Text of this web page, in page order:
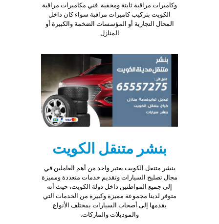
وكاميرات مراقبة ثابتة ومخفية. فني مكاميرات مراقبة
الكويت بتركيب كاميرات مراقبة سواء كان داخل
المحال التجارية أو المؤسسات الضخمة والكبيرة أو
المنازل
بنشر متنقل الكويت
بنشر متنقل الكويت يعتبر واحد من أهم العاملين في
مجال تصليح السيارات وتقديم خدمات متعددة ومميزة
إلى جميع المواطنين داخل دولة الكويت، حيث أنه
متوفر لدينا مجموعة مميزة وكبيرة من الخدمات التي
يقدمها إلى أصحاب السيارات بمختلف الأنواع
والموديلات والماركات.